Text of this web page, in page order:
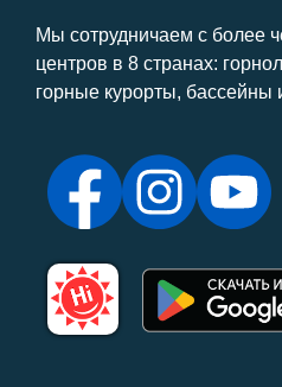
Мы сотрудничаем с более
центров в 8 странах:
горные курорты, бассейны